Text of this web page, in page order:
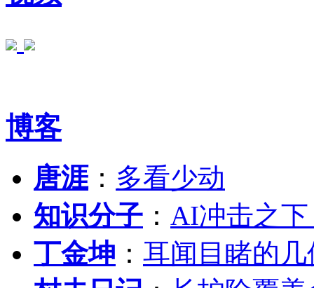
博客
唐涯： 多看少动
知识分子 ： AI冲击之
丁金坤 ： 耳闻目睹的